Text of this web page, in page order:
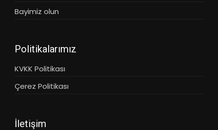
Bayimiz olun
Politikalarımız
KVKK Politikası
Çerez Politikası
İletişim